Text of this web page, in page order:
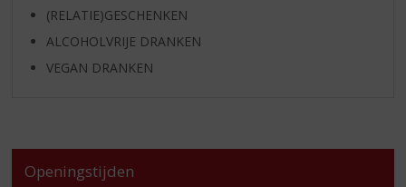
(RELATIE)GESCHENKEN
ALCOHOLVRIJE DRANKEN
VEGAN DRANKEN
Openingstijden